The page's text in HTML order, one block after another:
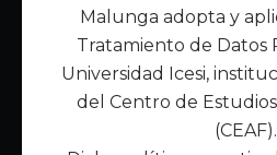
Malunga adopta y
Tratamiento de Datos
Universidad Icesi,
del Centro de
(CEAF).